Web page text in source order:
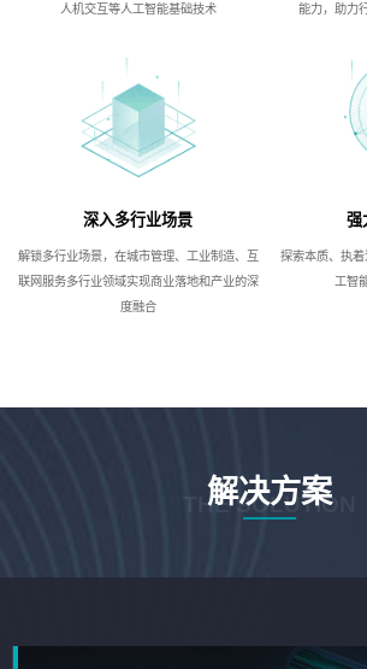
人机交互等人工智能基础技术
能力，助力
深入多行业场景
解锁多行业场景，在城市管理、工业制造、互
联网服务多行业领域实现商业落地和产业的深
度融合
强
探索本质、执
工智
解决方案
THE SOLUTION